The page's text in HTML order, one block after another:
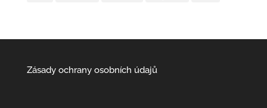
Zásady ochrany osobních údajů